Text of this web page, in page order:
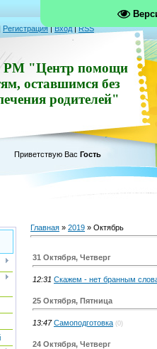
Регистрация|Вход|RSS
РМ "Центр помощи
оставшимся без
родителей"
Приветствую Вас Гость
Главная » 2019 » Октябрь
31 Октября, Четверг
12:31 Скажем - нет бранным
25 Октября, Пятница
13:47 Самоподготовка (0)
24 Октября, Четверг